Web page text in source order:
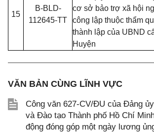
15
B-BLD-
112645-TT
cơ sở bảo trợ xã hội
công lập thuộc thẩm
thành lập của UBND
Huyện
VĂN BẢN CÙNG LĨNH VỰC
Công văn 627-CV/ĐU của Đảng
và Đào tạo Thành phố Hồ Chí
động đóng góp một ngày lương